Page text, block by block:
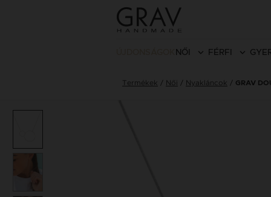
NŐI FÉRFI
Termékek Női Nyakláncok GRAV